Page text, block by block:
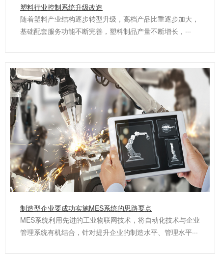
塑料行业控制系统升级改造
随着塑料产业结构逐步转型升级，高档产品比重逐步加大，
基础配套服务功能不断完善，塑料制品产量不断增长，···
制造型企业要成功实施MES系统的思路要点
MES系统利用先进的工业物联网技术，将自动化技术与企业
管理系统有机结合，针对提升企业的制造水平、管理水平···